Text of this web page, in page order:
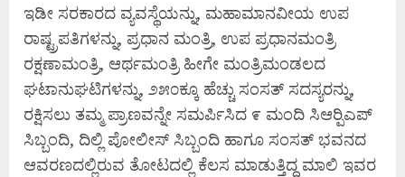
ಇಡೀ ಸರಕಾರದ ವ್ಯವಸ್ಥೆಯನ್ನು, ಮಹಾಮಾನವೀಯ ಉಪ
ರಾಷ್ಟ್ರಪತಿಗಳನ್ನು, ಪ್ರಧಾನ ಮಂತ್ರಿ, ಉಪ ಪ್ರಧಾನಮಂತ್ರಿ
ರಕ್ಷಣಾಮಂತ್ರಿ, ಆರ್ಥಮಂತ್ರಿ ಹೀಗೇ ಮಂತ್ರಿಮಂಡಲದ
ಘಟಾನುಘಟಿಗಳನ್ನು, ೨೫೦ಕ್ಕೂ ಹೆಚ್ಚು ಸಂಸತ್ ಸದಸ್ಯರನ್ನು,
ರಕ್ಷಿಸಲು ತಮ್ಮ ಪ್ರಾಣವನ್ನೇ ಸಮರ್ಪಿಸಿದ ೯ ಮಂದಿ ಸಿಆರ‍್ಪಿಎಪ್
ಸಿಬ್ಬಂದಿ, ದಿಲ್ಲಿ ಪೋಲೀಸ್ ಸಿಬ್ಬಂದಿ ಹಾಗೂ ಸಂಸತ್ ಭವನದ
ಆವರಣದಲ್ಲಿರುವ ತೋಟದಲ್ಲಿ ಕೆಲಸ ಮಾಡುತ್ತಿದ್ದ ಮಾಲಿ ಇವರ